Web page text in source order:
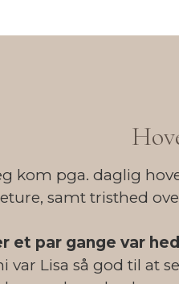
kom pga. daglig
samt tristhed
et par gange var
var Lisa så god til at